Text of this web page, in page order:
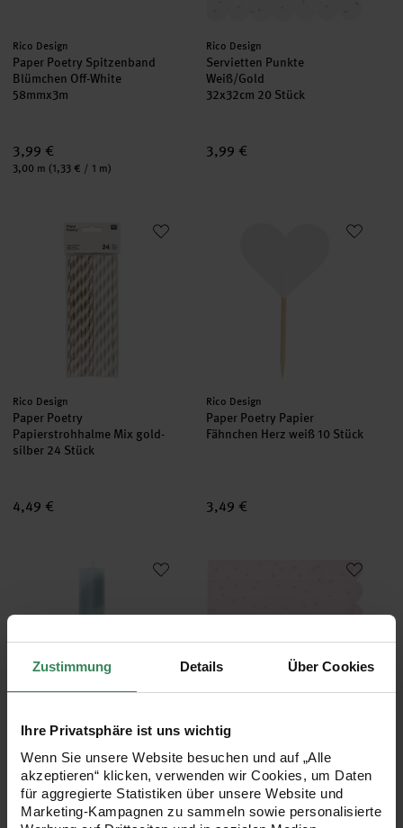
Zustimmung Details Über Cookies
Ihre Privatsphäre ist uns wichtig
Wenn Sie unsere Website besuchen und auf „Alle
akzeptieren“ klicken, verwenden wir Cookies, um Daten
für aggregierte Statistiken über unsere Website und
Marketing-Kampagnen zu sammeln sowie personalisierte
Hersteller:
Rico Design
Paper Poetry Spitzenband
Blümchen Off-White
58mmx3m
3,99 €
Inhalt:
3,00 m (1,33 € / 1 m)
Hersteller:
Rico Design
Servietten Punkte
Weiß/Gold
32x32cm 20 Stück
3,99 €
Paper Poetry Papierstrohhalme Mix gold-silber 24 Stück
Hersteller:
Rico Design
Paper Poetry
Papierstrohhalme Mix gold-
silber 24 Stück
4,49 €
Paper Poetry Papier Fähnchen
Hersteller:
Rico Design
Paper Poetry Papier
Fähnchen Herz weiß 10 Stück
3,49 €
Stabkerze diagonal gestreift
Hersteller:
Rico Design
Stabkerze diagonal gestreift
Ø4x20cm
+ 3
Servietten Punkte Hellrosa
Hersteller:
Rico Design
Servietten Punkte Hellrosa
32x32cm 20 Stück